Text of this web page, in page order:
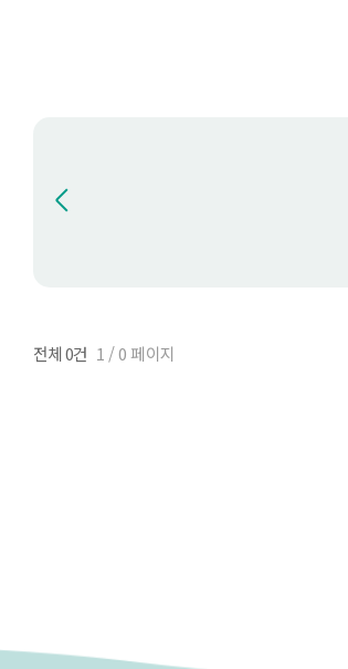
전체 0건 1 / 0 페이지